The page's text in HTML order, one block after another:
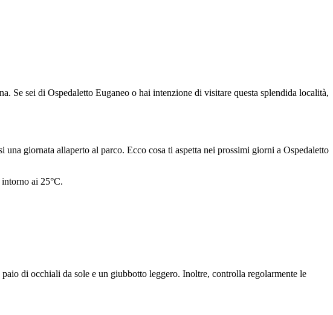
Se sei di Ospedaletto Euganeo o hai intenzione di visitare questa splendida località,
giornata allaperto al parco. Ecco cosa ti aspetta nei prossimi giorni a Ospedaletto
ai 25°C.
di occhiali da sole e un giubbotto leggero. Inoltre, controlla regolarmente le